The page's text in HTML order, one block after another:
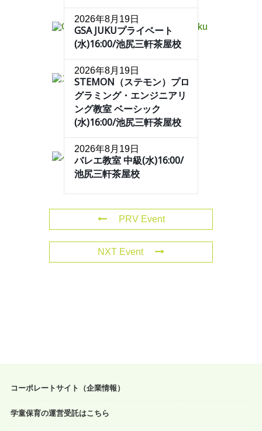
2026年8月19日
GSA JUKUプライベート
(水)16:00/池尻三軒茶屋校
2026年8月19日
STEMON（ステモン）プロ
グラミング・エンジニアリ
ング教室 ベーシック
(水)16:00/池尻三軒茶屋校
2026年8月19日
バレエ教室 中級(水)16:00/
池尻三軒茶屋校
PRV Event
NXT Event
コーポレートサイト（企業情報）
学童保育の運営受託はこちら